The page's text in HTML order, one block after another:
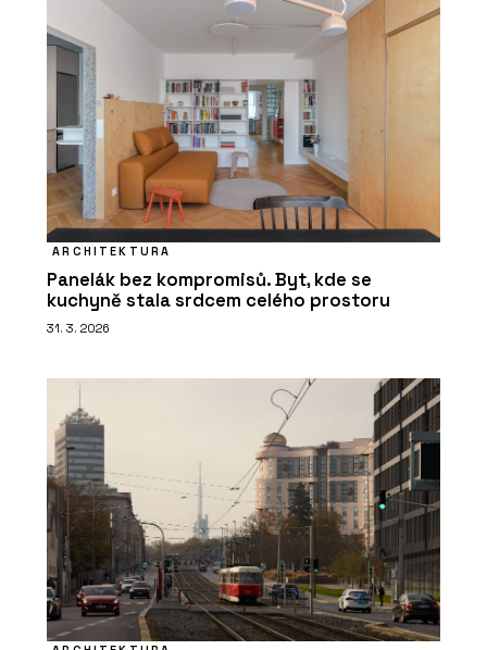
ARCHITEKTURA
Panelák bez kompromisů. Byt, kde se
kuchyně stala srdcem celého prostoru
31. 3. 2026